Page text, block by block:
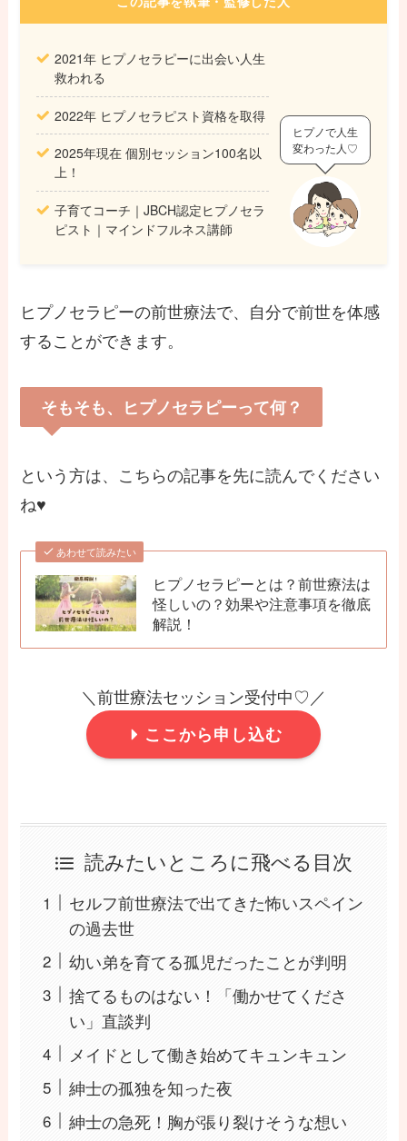
2021年 ヒプノセラピーに出会い人生
救われる
2022年 ヒプノセラピスト資格を取得
2025年現在 個別セッション100名以
上！
子育てコーチ｜JBCH認定ヒプノセラ
ピスト｜マインドフルネス講師
ヒプノで人生
変わった人♡
ヒプノセラピーの前世療法で、自分で前世を体感
することができます。
そもそも、ヒプノセラピーって何？
という方は、こちらの記事を先に読んでください
ね♥
あわせて読みたい
ヒプノセラピーとは？前世療法は
怪しいの？効果や注意事項を徹底
解説！
＼前世療法セッション受付中♡／
ここから申し込む
読みたいところに飛べる目次
セルフ前世療法で出てきた怖いスペイン
の過去世
幼い弟を育てる孤児だったことが判明
捨てるものはない！「働かせてくださ
い」直談判
メイドとして働き始めてキュンキュン
紳士の孤独を知った夜
紳士の急死！胸が張り裂けそうな想い